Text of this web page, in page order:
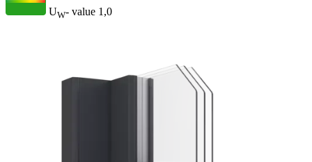
UW- value 1,0